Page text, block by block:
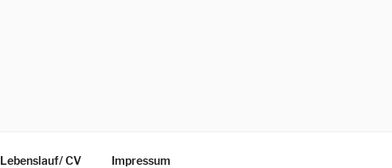
Lebenslauf/ CV Impressum